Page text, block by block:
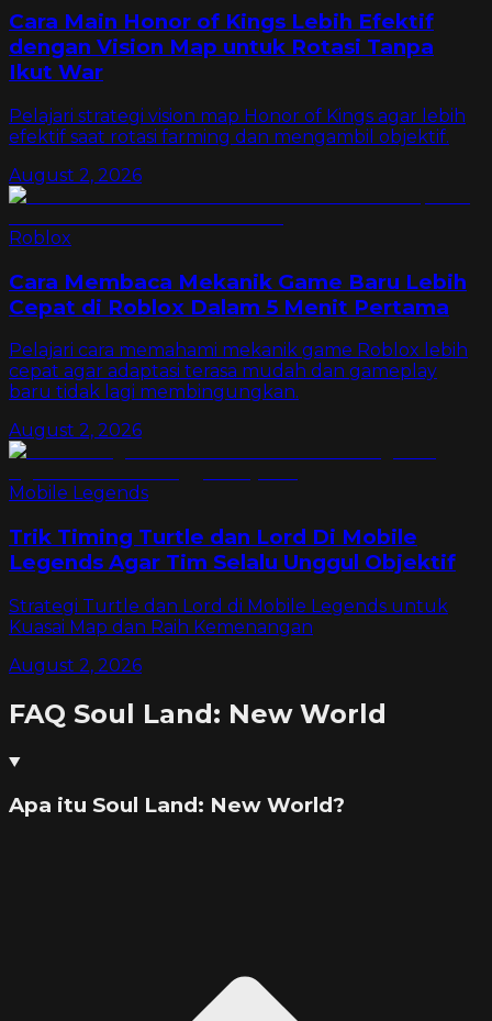
Cara Main Honor of Kings Lebih Efektif
dengan Vision Map untuk Rotasi Tanpa
Ikut War
Pelajari strategi vision map Honor of Kings agar lebih
efektif saat rotasi farming dan mengambil objektif.
August 2, 2026
Roblox
Cara Membaca Mekanik Game Baru Lebih
Cepat di Roblox Dalam 5 Menit Pertama
Pelajari cara memahami mekanik game Roblox lebih
cepat agar adaptasi terasa mudah dan gameplay
baru tidak lagi membingungkan.
August 2, 2026
Mobile Legends
Trik Timing Turtle dan Lord Di Mobile
Legends Agar Tim Selalu Unggul Objektif
Strategi Turtle dan Lord di Mobile Legends untuk
Kuasai Map dan Raih Kemenangan
August 2, 2026
FAQ Soul Land: New World
Apa itu Soul Land: New World?